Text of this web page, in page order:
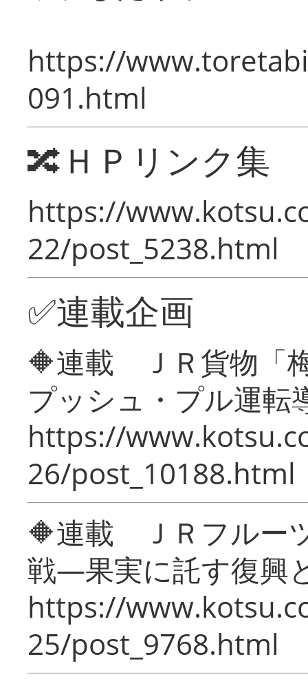
https://
091.html
🔀ＨＰリンク集
https://
22/post_5238.html
✅連載企画
🔶連載 ＪＲ貨物「
プッシュ・プル運転
https://
26/post_10188.html
🔶連載 ＪＲフルー
戦―果実に託す復興
https://
25/post_9768.html